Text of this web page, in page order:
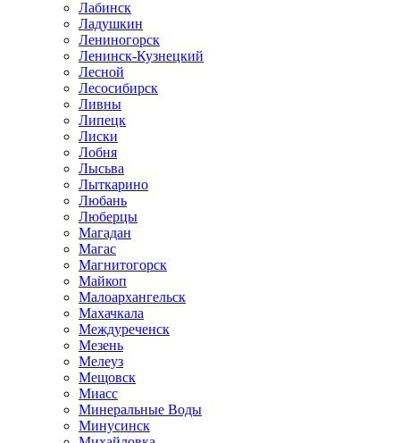
Лабинск
Ладушкин
Лениногорск
Ленинск-Кузнецкий
Лесной
Лесосибирск
Ливны
Липецк
Лиски
Лобня
Лысьва
Лыткарино
Любань
Люберцы
Магадан
Магас
Магнитогорск
Майкоп
Малоархангельск
Махачкала
Междуреченск
Мезень
Мелеуз
Мещовск
Миасс
Минеральные Воды
Минусинск